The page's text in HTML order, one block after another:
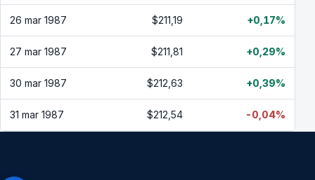
26 mar 1987 $211,19 +0,17%
27 mar 1987 $211,81 +0,29%
30 mar 1987 $212,63 +0,39%
31 mar 1987 $212,54 -0,04%